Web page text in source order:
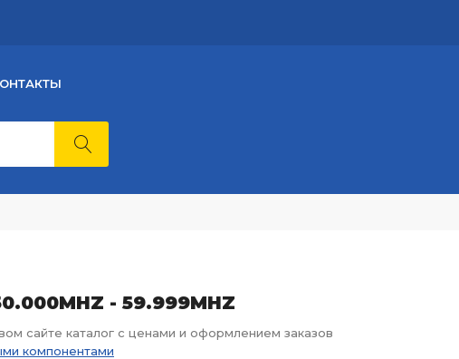
- 59.999MHZ
сайте каталог с ценами и оформлением заказов
компонентами